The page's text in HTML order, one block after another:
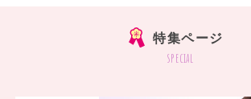
特集ページ
special